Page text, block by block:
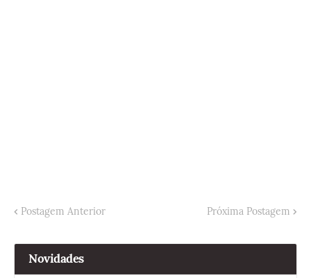
Postagem Anterior Próxima Postagem
Novidades